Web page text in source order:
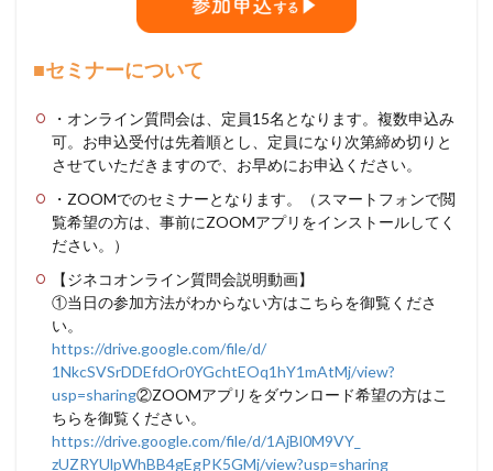
■セミナーについて
・オンライン質問会は、定員15名となります。複数申込み
可。お申込受付は先着順とし、定員になり次第締め切りと
させていただきますので、お早めにお申込ください。
・ZOOMでのセミナーとなります。（スマートフォンで閲
覧希望の方は、事前にZOOMアプリをインストールしてく
ださい。）
【ジネコオンライン質問会説明動画】
①当日の参加方法がわからない方はこちらを御覧くださ
い。
https://drive.google.com/file/d/
1NkcSVSrDDEfdOr0YGchtEOq1hY1mAtMj/view?
usp=sharing②ZOOMアプリをダウンロード希望の方はこ
ちらを御覧ください。
https://drive.google.com/file/d/1AjBl0M9VY_
zUZRYUlpWhBB4gEgPK5GMj/view?usp=sharing